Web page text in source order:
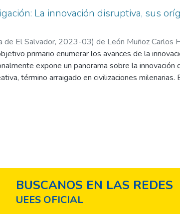
La innovación disruptiva, sus
de El Salvador, 2023-03) de León Muñoz Carlos
primario enumerar los avances de la
expone un panorama sobre la
término arraigado en civilizaciones milenarias.
relación a que no puede existir desarrollo sin
BUSCANOS EN LAS REDES
UEES OFICIAL